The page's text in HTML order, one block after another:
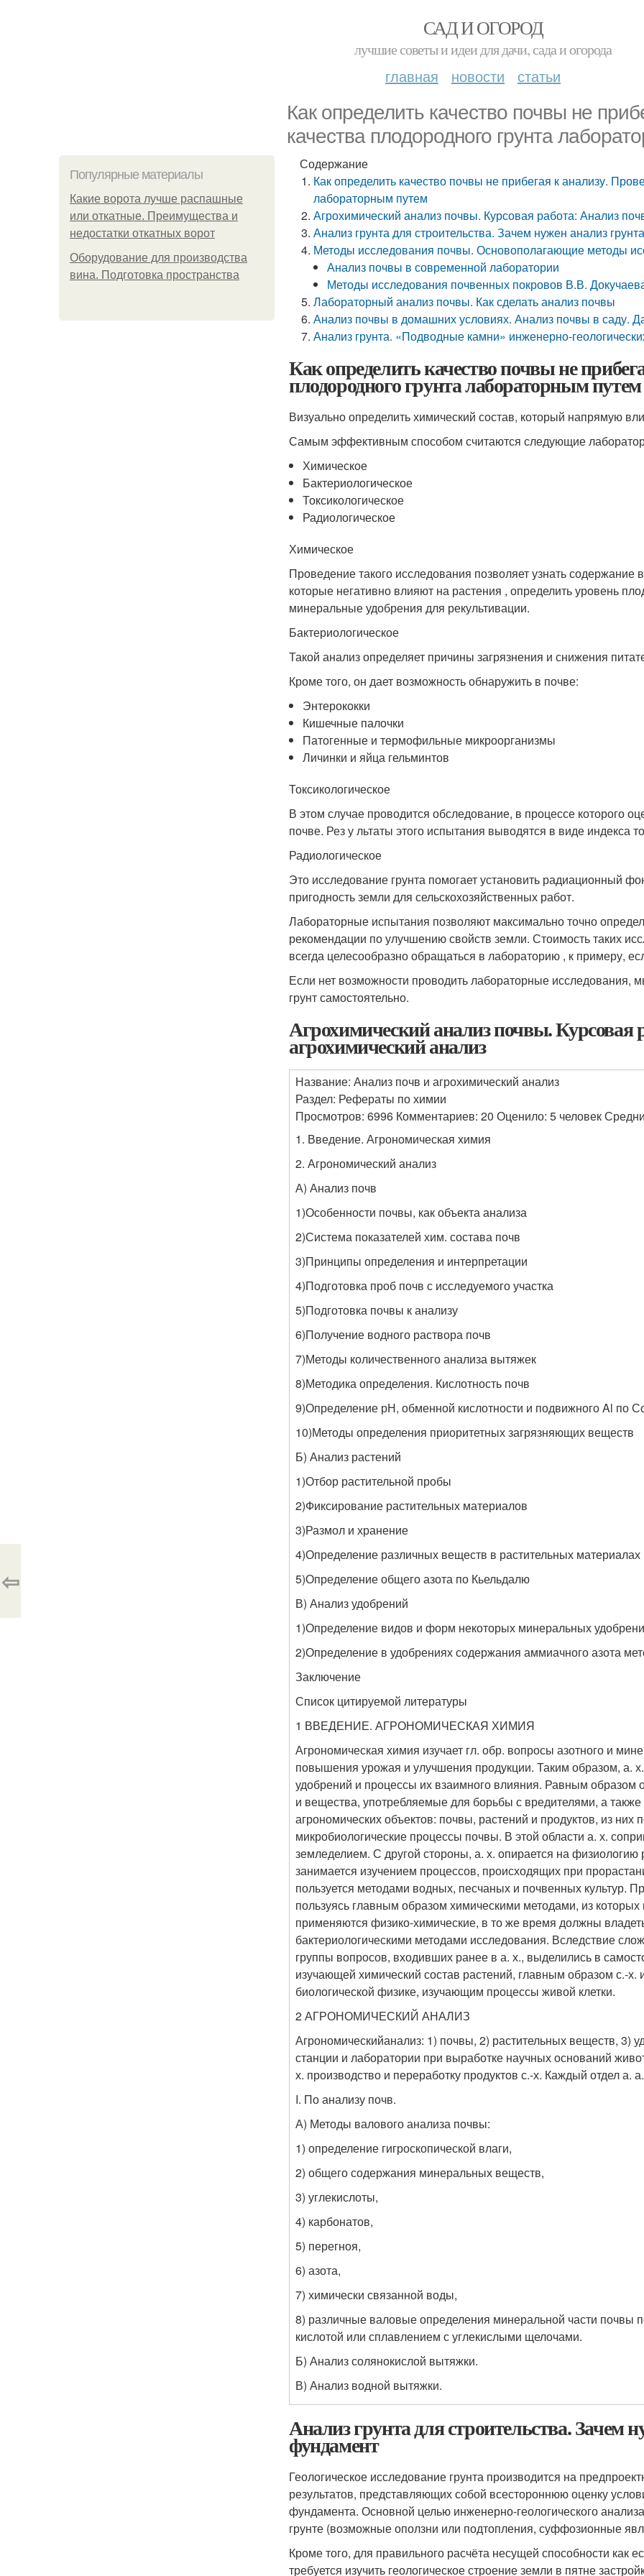
САД И ОГОРОД
лучшие советы и идеи для дачи, сада и огорода
главная новости статьи
Как определить качество почвы не
качества плодородного грунта
Популярные материалы
Какие ворота лучше распашные
или откатные. Преимущества и
недостатки откатных ворот
Оборудование для производства
вина. Подготовка пространства
Содержание
Как определить качество почвы не прибегая к анализу.
лабораторным путем
Агрохимический анализ почвы. Курсовая работа: Анализ
Анализ грунта для строительства. Зачем нужен анализ
Методы исследования почвы. Основополагающие методы
Анализ почвы в современной лаборатории
Методы исследования почвенных покровов В.В.
Лабораторный анализ почвы. Как сделать анализ почвы
Анализ почвы в домашних условиях. Анализ почвы в саду.
Анализ грунта. «Подводные камни» инженерно-
Как определить качество почвы не
плодородного грунта лабораторным путем
Визуально определить химический состав, который напрямую
Самым эффективным способом считаются следующие
Химическое
Бактериологическое
Токсикологическое
Радиологическое
Химическое
Проведение такого исследования позволяет узнать
которые негативно влияют на растения , определить уровень
минеральные удобрения для рекультивации.
Бактериологическое
Такой анализ определяет причины загрязнения и снижения
Кроме того, он дает возможность обнаружить в почве:
Энтерококки
Кишечные палочки
Патогенные и термофильные микроорганизмы
Личинки и яйца гельминтов
Токсикологическое
В этом случае проводится обследование, в процессе которого
почве. Рез у льтаты этого испытания выводятся в виде индекса
Радиологическое
Это исследование грунта помогает установить радиационный
пригодность земли для сельскохозяйственных работ.
Лабораторные испытания позволяют максимально точно
рекомендации по улучшению свойств земли. Стоимость таких
всегда целесообразно обращаться в лабораторию , к примеру,
Если нет возможности проводить лабораторные
грунт самостоятельно.
Агрохимический анализ почвы. Курсовая
агрохимический анализ
Название: Анализ почв и агрохимический анализ
Раздел: Рефераты по химии
Просмотров: 6996 Комментариев: 20 Оценило: 5 человек
1. Введение. Агрономическая химия
2. Агрономический анализ
А) Анализ почв
1)Особенности почвы, как объекта анализа
2)Система показателей хим. состава почв
3)Принципы определения и интерпретации
4)Подготовка проб почв с исследуемого участка
5)Подготовка почвы к анализу
6)Получение водного раствора почв
7)Методы количественного анализа вытяжек
8)Методика определения. Кислотность почв
9)Определение рН, обменной кислотности и подвижного Al по
10)Методы определения приоритетных загрязняющих веществ
Б) Анализ растений
1)Отбор растительной пробы
2)Фиксирование растительных материалов
3)Размол и хранение
4)Определение различных веществ в растительных материалах
5)Определение общего азота по Кьельдалю
В) Анализ удобрений
1)Определение видов и форм некоторых минеральных
2)Определение в удобрениях содержания аммиачного азота
Заключение
Список цитируемой литературы
1 ВВЕДЕНИЕ. АГРОНОМИЧЕСКАЯ ХИМИЯ
Агрономическая химия изучает гл. обр. вопросы азотного и
повышения урожая и улучшения продукции. Таким образом, а.
удобрений и процессы их взаимного влияния. Равным образом
и вещества, употребляемые для борьбы с вредителями, а
агрономических объектов: почвы, растений и продуктов, из
микробиологические процессы почвы. В этой области а. х.
земледелием. С другой стороны, а. х. опирается на физиологию
занимается изучением процессов, происходящих при
пользуется методами водных, песчаных и почвенных культур.
пользуясь главным образом химическими методами, из
применяются физико-химические, в то же время должны
бактериологическими методами исследования. Вследствие
группы вопросов, входивших ранее в а. х., выделились в
изучающей химический состав растений, главным образом с.-х.
биологической физике, изучающим процессы живой клетки.
2 АГРОНОМИЧЕСКИЙ АНАЛИЗ
Агрономическийанализ: 1) почвы, 2) растительных веществ, 3)
станции и лаборатории при выработке научных оснований
х. производство и переработку продуктов с.-х. Каждый отдел а.
I. По анализу почв.
А) Методы валового анализа почвы:
1) определение гигроскопической влаги,
2) общего содержания минеральных веществ,
3) углекислоты,
4) карбонатов,
5) перегноя,
6) азота,
7) химически связанной воды,
8) различные валовые определения минеральной части почвы
кислотой или сплавлением с углекислыми щелочами.
Б) Анализ солянокислой вытяжки.
В) Анализ водной вытяжки.
Анализ грунта для строительства. Зачем
фундамент
Геологическое исследование грунта производится на
результатов, представляющих собой всестороннюю оценку
фундамента. Основной целью инженерно-геологического
грунте (возможные оползни или подтопления, суффозионные
Кроме того, для правильного расчёта несущей способности как
требуется изучить геологическое строение земли в пятне
⇦